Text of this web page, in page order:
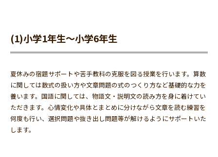
(1)小学1年生～小学6年生
夏休みの宿題サポートや苦手教科の克服を図る授業を行います。算数
に関しては数式の扱い方や文章問題の式のつくり方など基礎的な力を
養います。国語に関しては、物語文・説明文の読み方を身に着けてい
ただきます。心情変化や具体とまとめに分けながら文章を読む練習を
何度も行い、選択問題や抜き出し問題等が解けるようにサポートいた
します。